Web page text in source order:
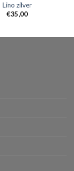
Lino zilver
€35,00